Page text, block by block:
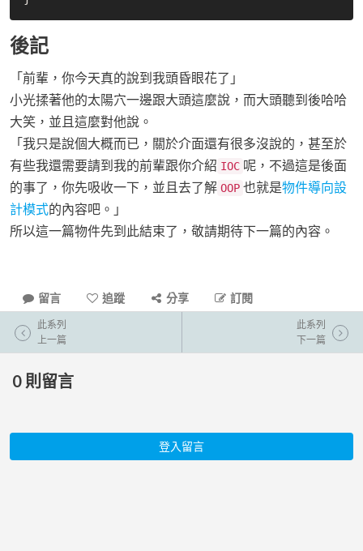
後記
「前輩，你今天真的說到我頭昏眼花了」
小光揉著他的太陽穴一邊跟大頭這麼說，而大頭聽到後哈哈
大笑，並且這麼對他說。
「我只是說個大概而已，關於介面還有很多沒說的，甚至於
有些我還需要請到我的前輩跟你介紹 IOC 呢，不過這是後面
的事了，你先吸收一下，並且去了解 OOP 也就是物件導向設
計模式的內容吧。」
所以這一篇物件先到此結束了，敬請期待下一篇的內容。
留言 追蹤 分享 訂閱
此系列
上一篇
此系列
下一篇
0 則留言
登入留言